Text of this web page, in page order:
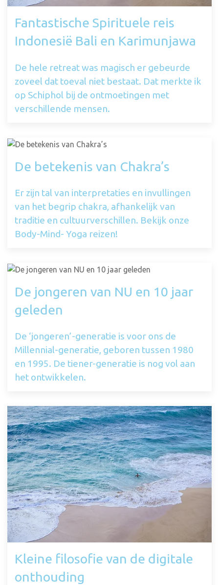
Fantastische Spirituele reis
Indonesië Bali en Karimunjawa
De hele retreat was magisch er gebeurde
zoveel dat toeval niet bestaat. Dat merkte ik
op Schiphol bij de ontmoetingen met
verschillende mensen.
De betekenis van Chakra’s
Er zijn tal van interpretaties en invullingen
van het begrip chakra, afhankelijk van
traditie en cultuurverschillen. Bekijk onze
Body-Mind- Yoga reizen!
De jongeren van NU en 10 jaar
geleden
De ‘jongeren’-generatie is voor ons de
Millennial-generatie, geboren tussen 1980
en 1995. De tiener-generatie is nog vol aan
het ontwikkelen.
Kleine filosofie van de digitale
onthouding